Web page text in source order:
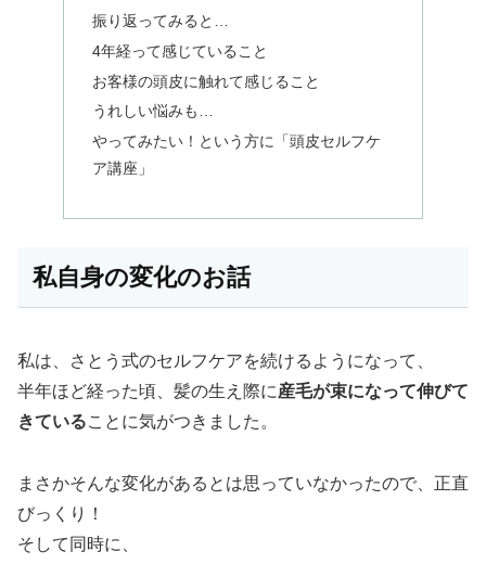
振り返ってみると…
4年経って感じていること
お客様の頭皮に触れて感じること
うれしい悩みも…
やってみたい！という方に「頭皮セルフケ
ア講座」
私自身の変化のお話
私は、さとう式のセルフケアを続けるようになって、
半年ほど経った頃、髪の生え際に産毛が束になって伸びて
きていることに気がつきました。
まさかそんな変化があるとは思っていなかったので、正直
びっくり！
そして同時に、